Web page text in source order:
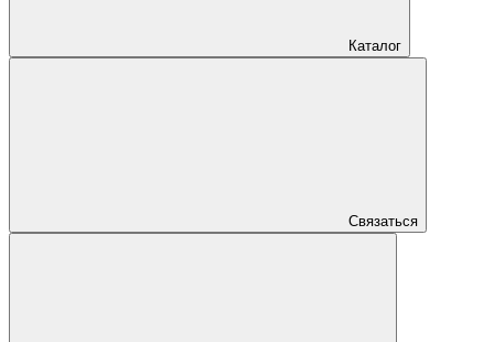
Каталог
Связаться